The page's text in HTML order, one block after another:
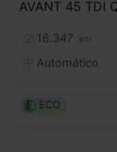
16.347 km
Automático
ECO